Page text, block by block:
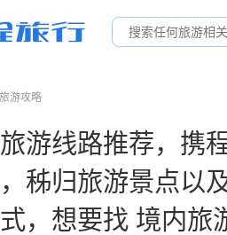
旅游攻略
旅游线路推荐，携
秭归旅游景点以
，想要找 境内旅